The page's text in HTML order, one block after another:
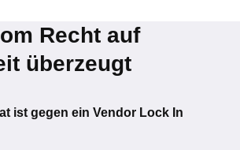
Recht auf
überzeugt
ist gegen ein Vendor Lock In